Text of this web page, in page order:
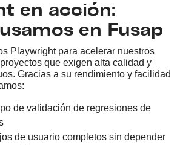
en acción:
en Fusap
Playwright para acelerar nuestros
que exigen alta calidad y
Gracias a su rendimiento y facilidad
de validación de regresiones de
de usuario completos sin depender